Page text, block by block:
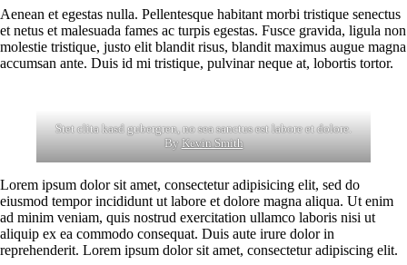
Aenean et egestas nulla. Pellentesque habitant morbi tristique senectus
et netus et malesuada fames ac turpis egestas. Fusce gravida, ligula non
molestie tristique, justo elit blandit risus, blandit maximus augue magna
accumsan ante. Duis id mi tristique, pulvinar neque at, lobortis tortor.
Stet clita kasd gubergren, no sea sanctus est labore et dolore.
By Kevin Smith
Lorem ipsum dolor sit amet, consectetur adipisicing elit, sed do
eiusmod tempor incididunt ut labore et dolore magna aliqua. Ut enim
ad minim veniam, quis nostrud exercitation ullamco laboris nisi ut
aliquip ex ea commodo consequat. Duis aute irure dolor in
reprehenderit. Lorem ipsum dolor sit amet, consectetur adipiscing elit.